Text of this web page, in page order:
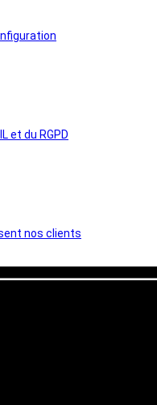
et du RGPD
nos clients